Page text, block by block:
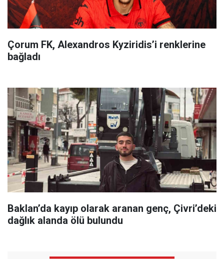
Çorum FK, Alexandros Kyziridis’i renklerine
bağladı
Baklan’da kayıp olarak aranan genç, Çivri’deki
dağlık alanda ölü bulundu